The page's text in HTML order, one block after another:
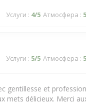
Услуги : 4/5 Атмосфера : 5
Услуги : 5/5 Атмосфера : 5
gentillesse et
mets délicieux. Merci